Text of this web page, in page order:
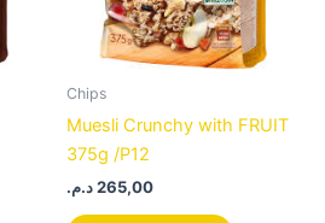
Chips
Muesli Crunchy with FRUIT
375g /P12
265,00د.م.